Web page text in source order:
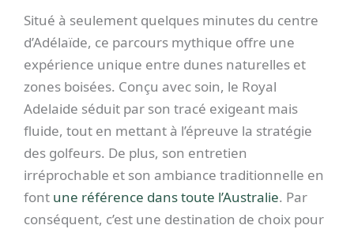
Situé à seulement quelques minutes du centre
d’Adélaïde, ce parcours mythique offre une
expérience unique entre dunes naturelles et
zones boisées. Conçu avec soin, le Royal
Adelaide séduit par son tracé exigeant mais
fluide, tout en mettant à l’épreuve la stratégie
des golfeurs. De plus, son entretien
irréprochable et son ambiance traditionnelle en
font une référence dans toute l’Australie. Par
conséquent, c’est une destination de choix pour